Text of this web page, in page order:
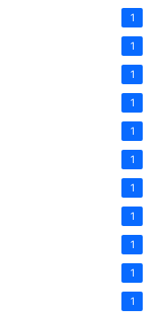
1
1
1
1
1
1
1
1
1
1
1